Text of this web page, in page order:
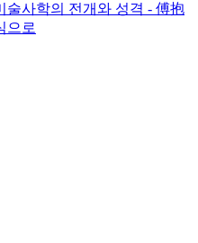
술사학의 전개와 성격 - 傅抱
으로